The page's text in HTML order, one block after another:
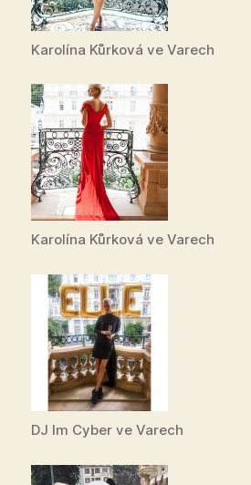
Karolína Kůrková ve Varech
Karolína Kůrková ve Varech
DJ Im Cyber ve Varech